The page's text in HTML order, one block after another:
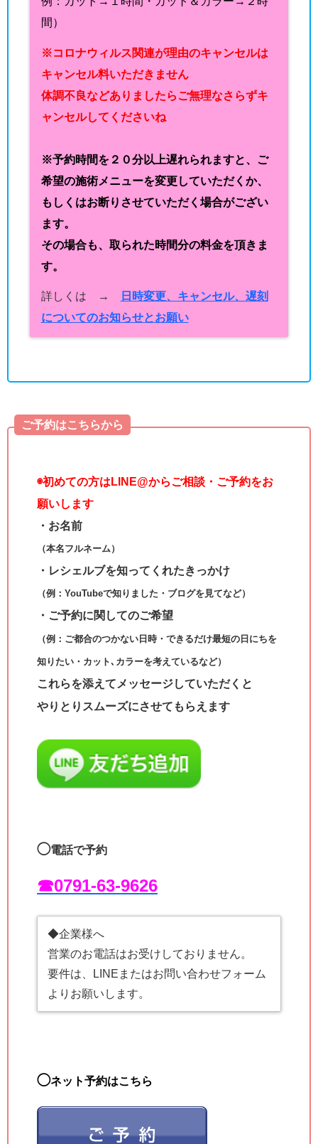
間）
※コロナウィルス関連が理由のキャンセルは
キャンセル料いただきません
体調不良などありましたらご無理なさらずキ
ャンセルしてくださいね
※予約時間を２０分以上遅れられますと、ご
希望の施術メニューを変更していただくか、
もしくはお断りさせていただく場合がござい
ます。
その場合も、取られた時間分の料金を頂きま
す。
詳しくは →
日時変更、キャンセル、遅刻
についてのお知らせとお願い
ご予約はこちらから
◉初めての方はLINE@からご相談・ご予約をお
願いします
・お名前
（本名フルネーム）
・レシェルブを知ってくれたきっかけ
（例：YouTubeで知りました・ブログを見てなど）
・ご予約に関してのご希望
（例：ご都合のつかない日時・できるだけ最短の日にちを
知りたい・カット､カラーを考えているなど）
これらを添えてメッセージしていただくと
やりとりスムーズにさせてもらえます
◯電話で予約
☎︎0791-63-9626
◆企業様へ
営業のお電話はお受けしておりません。
要件は、LINEまたはお問い合わせフォーム
よりお願いします。
◯ネット予約はこちら